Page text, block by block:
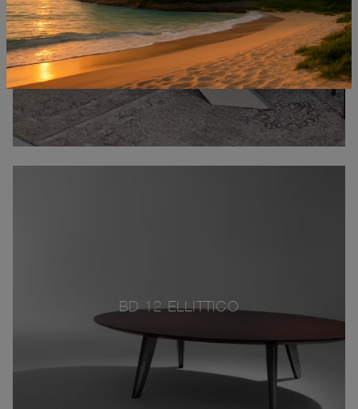
BD 12 ELLITTICO